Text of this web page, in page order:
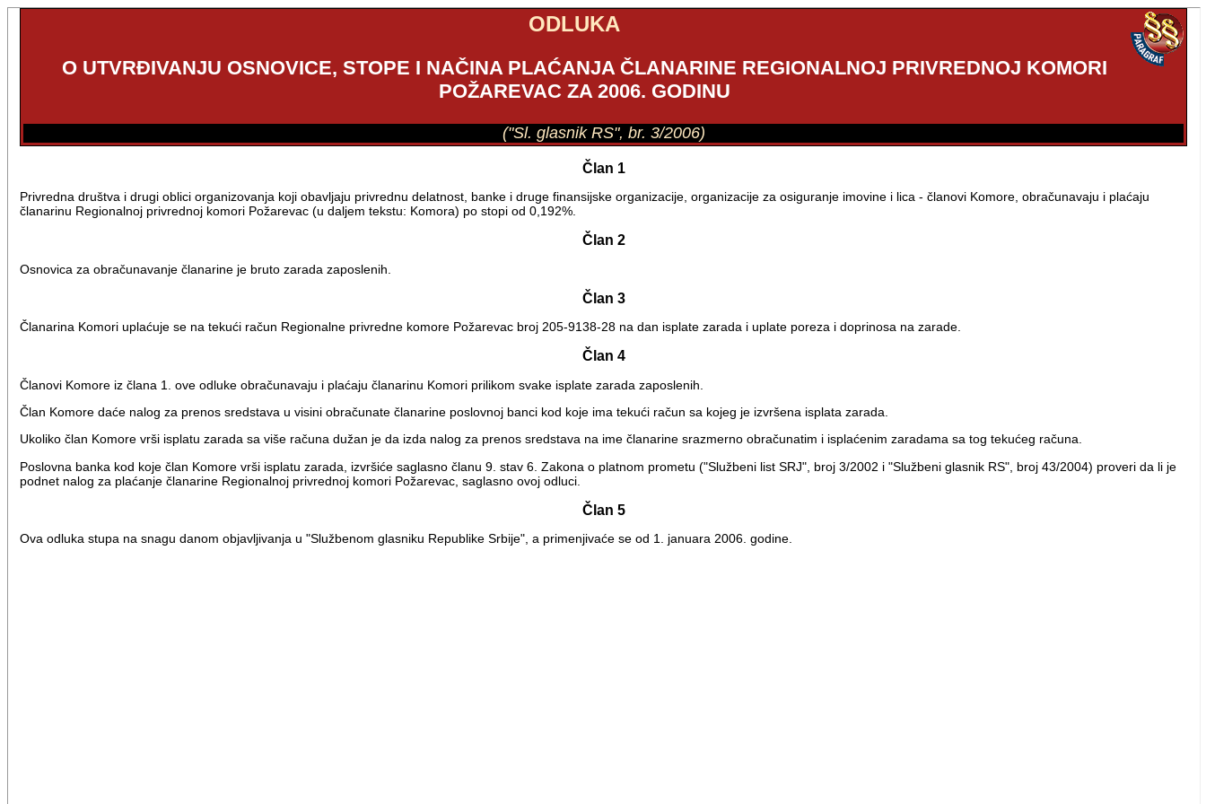
ODLUKA
O UTVRĐIVANJU OSNOVICE, STOPE I NAČINA PLAĆANJA ČLANARINE REGIONALNOJ PRIVREDNOJ KOMORI
POŽAREVAC ZA 2006. GODINU
("Sl. glasnik RS", br. 3/2006)
Član 1
Privredna društva i drugi oblici organizovanja koji obavljaju privrednu delatnost, banke i druge finansijske organizacije, organizacije za osiguranje imovine i lica - članovi Komore, obračunavaju i plaćaju
članarinu Regionalnoj privrednoj komori Požarevac (u daljem tekstu: Komora) po stopi od 0,192%.
Član 2
Osnovica za obračunavanje članarine je bruto zarada zaposlenih.
Član 3
Članarina Komori uplaćuje se na tekući račun Regionalne privredne komore Požarevac broj 205-9138-28 na dan isplate zarada i uplate poreza i doprinosa na zarade.
Član 4
Članovi Komore iz člana 1. ove odluke obračunavaju i plaćaju članarinu Komori prilikom svake isplate zarada zaposlenih.
Član Komore daće nalog za prenos sredstava u visini obračunate članarine poslovnoj banci kod koje ima tekući račun sa kojeg je izvršena isplata zarada.
Ukoliko član Komore vrši isplatu zarada sa više računa dužan je da izda nalog za prenos sredstava na ime članarine srazmerno obračunatim i isplaćenim zaradama sa tog tekućeg računa.
Poslovna banka kod koje član Komore vrši isplatu zarada, izvršiće saglasno članu 9. stav 6. Zakona o platnom prometu ("Službeni list SRJ", broj 3/2002 i "Službeni glasnik RS", broj 43/2004) proveri da li je
podnet nalog za plaćanje članarine Regionalnoj privrednoj komori Požarevac, saglasno ovoj odluci.
Član 5
Ova odluka stupa na snagu danom objavljivanja u "Službenom glasniku Republike Srbije", a primenjivaće se od 1. januara 2006. godine.